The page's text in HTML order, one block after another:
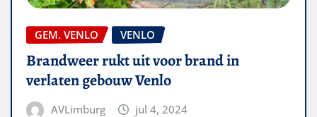
GEM. VENLO VENLO
Brandweer rukt uit voor brand in
verlaten gebouw Venlo
AVLimburg jul 4, 2024